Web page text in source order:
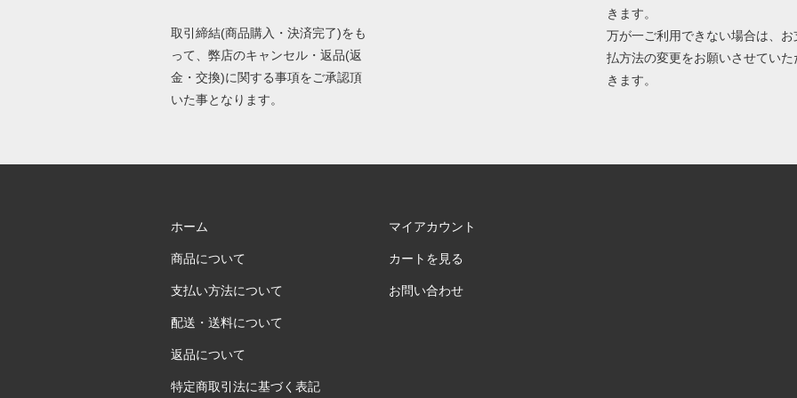
取引締結(商品購入・決済完了)をも
って、弊店のキャンセル・返品(返
金・交換)に関する事項をご承認頂
いた事となります。
きます。
万が一ご利用できない場合は、お
払方法の変更をお願いさせていた
きます。
ホーム
商品について
支払い方法について
配送・送料について
返品について
特定商取引法に基づく表記
マイアカウント
カートを見る
お問い合わせ